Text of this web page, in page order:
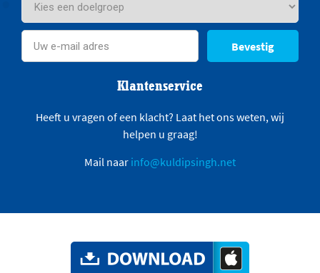
Bevestig
Klantenservice
Heeft u vragen of een klacht? Laat het ons weten, wij
helpen u graag!
Mail naar info@kuldipsingh.net